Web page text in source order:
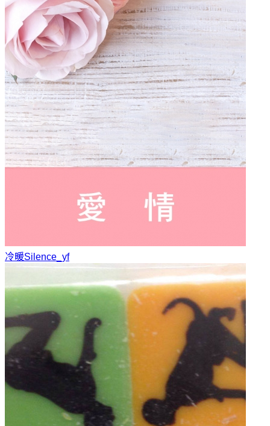
冷暖Silence_yf